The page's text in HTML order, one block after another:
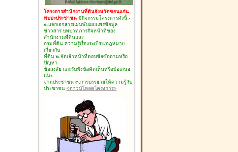
โครงการสำนักงานที่ดินจังหวัดขอนแก่น
พบปะประชาชน มีกิจกรรมโครงการดังนี้.-
๑.แจกเอกสารแผ่นพับเผยแพร่ข้อมูล
ข่าวสาร บทบาทภารกิจหน้าที่ของ
สำนักงานที่ดินและ
กรมที่ดิน ความรู้เรื่องระเบียบ/กฎหมาย
เกี่ยวกับ
ที่ดิน ๒.จัดเจ้าหน้าที่ตอบข้อซักถามหรือ
ปัญหา
ข้อสงสัย และรับฟังข้อคิดเห็นหรือข้อเสนอ
แนะ
จากประชาชน ๓.การบรรยายให้ความรู้กับ
ประชาชน <ดาวน์โหลดโครงการ>